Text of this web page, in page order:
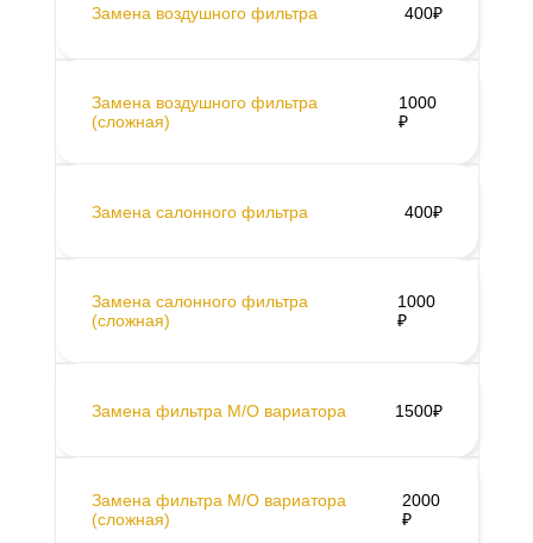
Замена воздушного фильтра 400₽
Замена воздушного фильтра
(сложная)
1000
₽
Замена салонного фильтра 400₽
Замена салонного фильтра
(сложная)
1000
₽
Замена фильтра М/О вариатора 1500₽
Замена фильтра М/О вариатора
(сложная)
2000
₽